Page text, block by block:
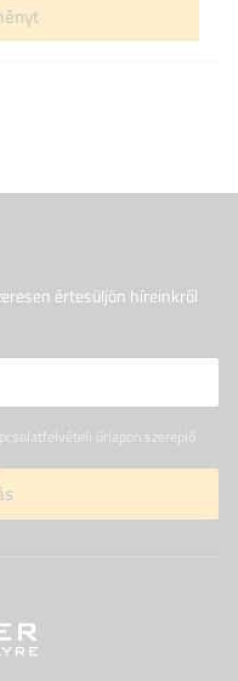
értesüljön híreinkről
Parlament és a Tanács (EU) rendeletével összhangban történő kezeléséhez